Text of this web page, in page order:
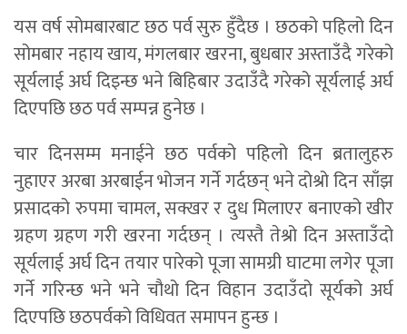
यस वर्ष सोमबारबाट छठ पर्व सुरु हुँदैछ । छठको पहिलो दिन
सोमबार नहाय खाय, मंगलबार खरना, बुधबार अस्ताउँदै गरेको
सूर्यलाई अर्घ दिइन्छ भने बिहिबार उदाउँदै गरेको सूर्यलाई अर्घ
दिएपछि छठ पर्व सम्पन्न हुनेछ ।
चार दिनसम्म मनाईने छठ पर्वको पहिलो दिन ब्रतालुहरु
नुहाएर अरबा अरबाईन भोजन गर्ने गर्दछन् भने दोश्रो दिन साँझ
प्रसादको रुपमा चामल, सक्खर र दुध मिलाएर बनाएको खीर
ग्रहण ग्रहण गरी खरना गर्दछन् । त्यस्तै तेश्रो दिन अस्ताउँदो
सूर्यलाई अर्घ दिन तयार पारेको पूजा सामग्री घाटमा लगेर पूजा
गर्ने गरिन्छ भने भने चौथो दिन विहान उदाउँदो सूर्यको अर्घ
दिएपछि छठपर्वको विधिवत समापन हुन्छ ।